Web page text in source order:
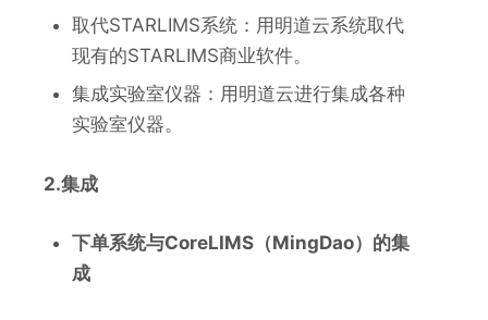
取代STARLIMS系统：用明道云系统取代
现有的STARLIMS商业软件。
集成实验室仪器：用明道云进行集成各种
实验室仪器。
2.集成
下单系统与CoreLIMS（MingDao）的集
成